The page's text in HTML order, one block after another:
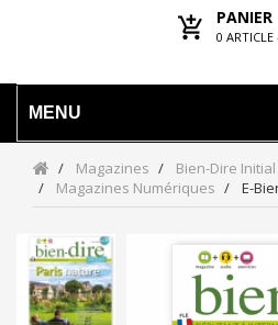
PANIER
0 ARTICLE
MENU
Magazines
Bien-Dire Initial
Magazines Numériques
E-